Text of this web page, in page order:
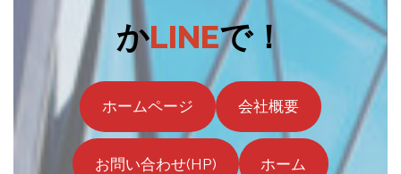
かLINEで！
ホームページ 会社概要
お問い合わせ(HP) ホーム